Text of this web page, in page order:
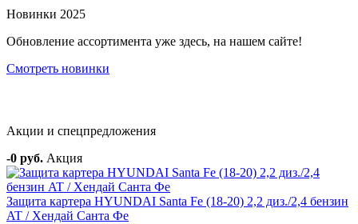
Новинки 2025
Обновление ассортимента уже здесь, на нашем сайте!
Смотреть новинки
Акции и спецпредложения
-0 руб. Акция
Защита картера HYUNDAI Santa Fe (18-20) 2,2 диз./2,4 бензин
AT / Хендай Санта Фе